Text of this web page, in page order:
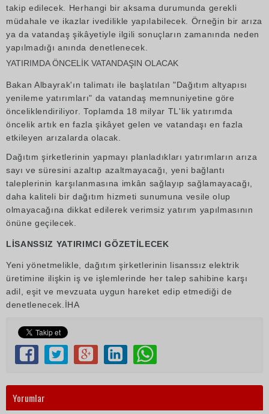
takip edilecek. Herhangi bir aksama durumunda gerekli
müdahale ve ikazlar ivedilikle yapılabilecek. Örneğin bir arıza
ya da vatandaş şikâyetiyle ilgili sonuçların zamanında neden
yapılmadığı anında denetlenecek.
YATIRIMDA ÖNCELİK VATANDAŞIN OLACAK
Bakan Albayrak'ın talimatı ile başlatılan "Dağıtım altyapısı
yenileme yatırımları" da vatandaş memnuniyetine göre
önceliklendiriliyor. Toplamda 18 milyar TL'lik yatırımda
öncelik artık en fazla şikâyet gelen ve vatandaşı en fazla
etkileyen arızalarda olacak.
Dağıtım şirketlerinin yapmayı planladıkları yatırımların arıza
sayı ve süresini azaltıp azaltmayacağı, yeni bağlantı
taleplerinin karşılanmasına imkân sağlayıp sağlamayacağı,
daha kaliteli bir dağıtım hizmeti sunumuna vesile olup
olmayacağına dikkat edilerek verimsiz yatırım yapılmasının
önüne geçilecek.
LİSANSSIZ YATIRIMCI GÖZETİLECEK
Yeni yönetmelikle, dağıtım şirketlerinin lisanssız elektrik
üretimine ilişkin iş ve işlemlerinde her talep sahibine karşı
adil, eşit ve mevzuata uygun hareket edip etmediği de
denetlenecek.İHA
Yorumlar